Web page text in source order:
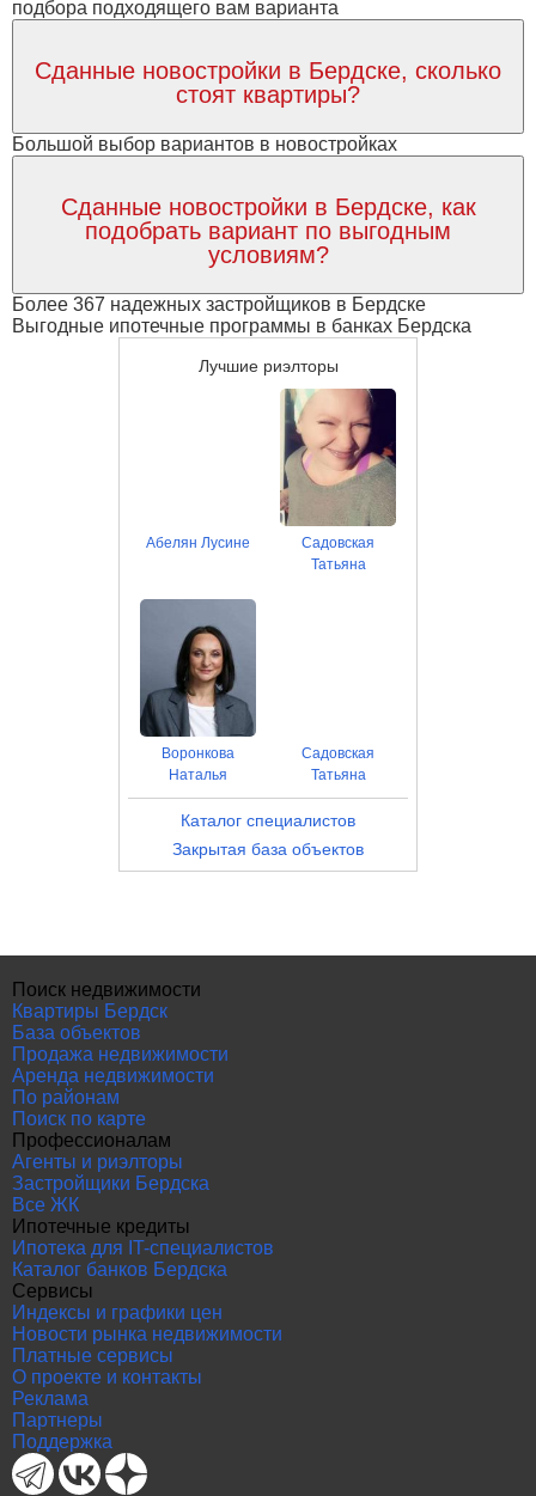
подбора подходящего вам варианта
Сданные новостройки в Бердске, сколько
стоят квартиры?
Большой выбор вариантов в новостройках
Сданные новостройки в Бердске, как
подобрать вариант по выгодным
условиям?
Более 367 надежных застройщиков в Бердске
Выгодные ипотечные программы в банках Бердска
Лучшие риэлторы
Абелян Лусине
Садовская
Татьяна
Воронкова
Наталья
Садовская
Татьяна
Каталог специалистов
Закрытая база объектов
Поиск недвижимости
Квартиры Бердск
База объектов
Продажа недвижимости
Аренда недвижимости
По районам
Поиск по карте
Профессионалам
Агенты и риэлторы
Застройщики Бердска
Все ЖК
Ипотечные кредиты
Ипотека для IT-специалистов
Каталог банков Бердска
Сервисы
Индексы и графики цен
Новости рынка недвижимости
Платные сервисы
О проекте и контакты
Реклама
Партнеры
Поддержка